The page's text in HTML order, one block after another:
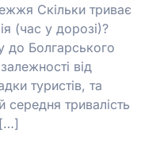
Скільки триває
(час у дорозі)?
до Болгарського
від
туристів, та
тривалість